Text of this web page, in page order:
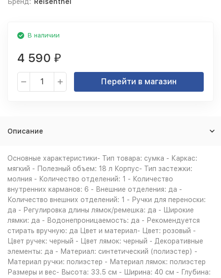
В наличии
4 590 ₽
Перейти в магазин
Описание
Основные характеристики- Тип товара: сумка - Каркас:
мягкий - Полезный объем: 18 л Корпус- Тип застежки:
молния - Количество отделений: 1 - Количество
внутренних карманов: 6 - Внешние отделения: да -
Количество внешних отделений: 1 - Ручки для переноски:
да - Регулировка длины лямок/ремешка: да - Широкие
лямки: да - Водонепроницаемость: да - Рекомендуется
стирать вручную: да Цвет и материал- Цвет: розовый -
Цвет ручек: черный - Цвет лямок: черный - Декоративные
элементы: да - Материал: синтетический (полиэстер) -
Материал ручки: полиэстер - Материал лямок: полиэстер
Размеры и вес- Высота: 33.5 см - Ширина: 40 см - Глубина: